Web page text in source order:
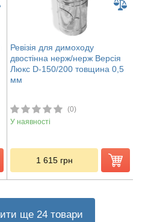
Ревізія для димоходу
двостінна нерж/нерж Версія
Люкс D-150/200 товщина 0,5
мм
(0)
У наявності
1 615 грн
ще 24 товари